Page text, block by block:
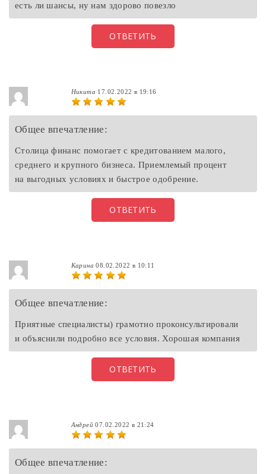
есть ли шансы, ну нам здорово повезло
ОТВЕТИТЬ
Никита 17.02.2022 в 19:16
Общее впечатление:
Столица финанс помогает с кредитованием малого,
среднего и крупного бизнеса. Приемлемый процент
на выгодных условиях и быстрое одобрение.
ОТВЕТИТЬ
Карина08.02.2022 в 10:11
Общее впечатление:
Приятные специалисты) грамотно проконсультировали
и объяснили подробно все условия. Хорошая компания
ОТВЕТИТЬ
Андрей07.02.2022 в 21:24
Общее впечатление: